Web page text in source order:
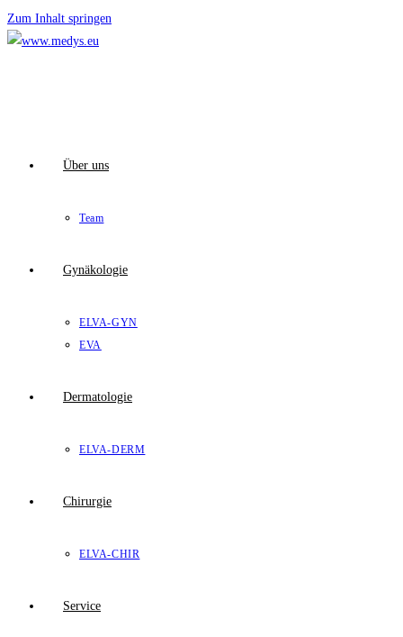
Zum Inhalt springen
Über uns
Team
Gynäkologie
ELVA-GYN
EVA
Dermatologie
ELVA-DERM
Chirurgie
ELVA-CHIR
Service